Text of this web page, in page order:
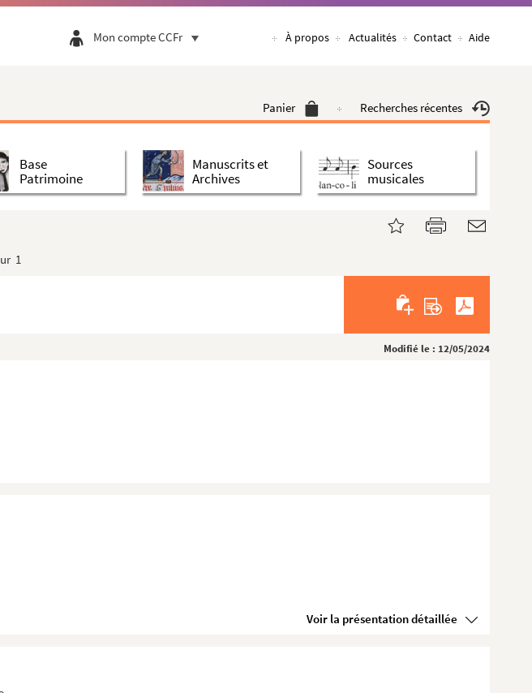
Mon compte CCFr À propos Actualités Contact Aide
Panier Recherches récentes
Base
Patrimoine
Manuscrits et
Archives
Sources
musicales
1
Modifié le : 12/05/2024
Voir la présentation détaillée